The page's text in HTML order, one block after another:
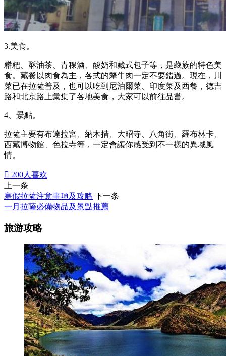
3.美食。
糌粑、酥油茶、青稞酒、酸奶和藏式包子等，是藏族的特色美
食。藏餐以肉食為主，各式的犛牛肉一定不要錯過。現在，川
菜已在拉薩普及，也可以吃到尼泊爾菜、印度菜及西餐，德吉
路和北京路上彙集了各地美食，大家可以前往品嘗。
4、景點。
拉薩主要有布達拉宮、納木措、大昭寺、八角街、羅布林卡、
西藏博物館、色拉寺等，一定會讓你感受到不一樣的異域風
情。
 200人喜欢
上一条
寒假拉薩注意事項及攻略 下一条
一月拉薩必備物品及景點推薦
旅游攻略